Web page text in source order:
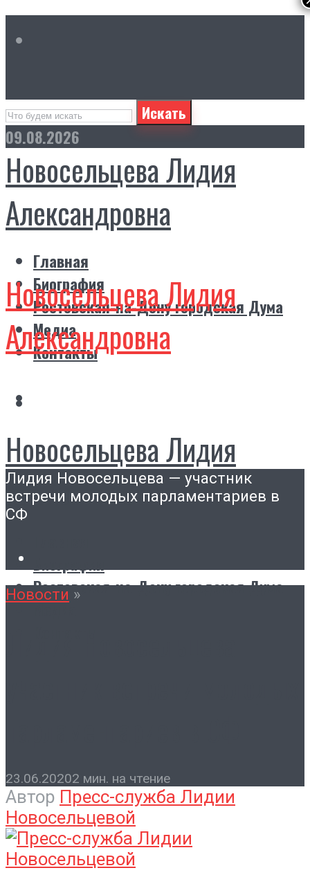
Искать
09.08.2026
Новосельцева Лидия
Александровна
Главная
Биография
Ростовская-на-Дону городская Дума
Медиа
Контакты
Новосельцева Лидия
Александровна
Новосельцева Лидия
Александровна
Ростовская-на-Дону городская Дума
Медиа
Лидия Новосельцева — участник
встречи молодых парламентариев в
СФ
Новости »
23.06.20202 мин. на чтение
Автор Пресс-служба Лидии
Новосельцевой